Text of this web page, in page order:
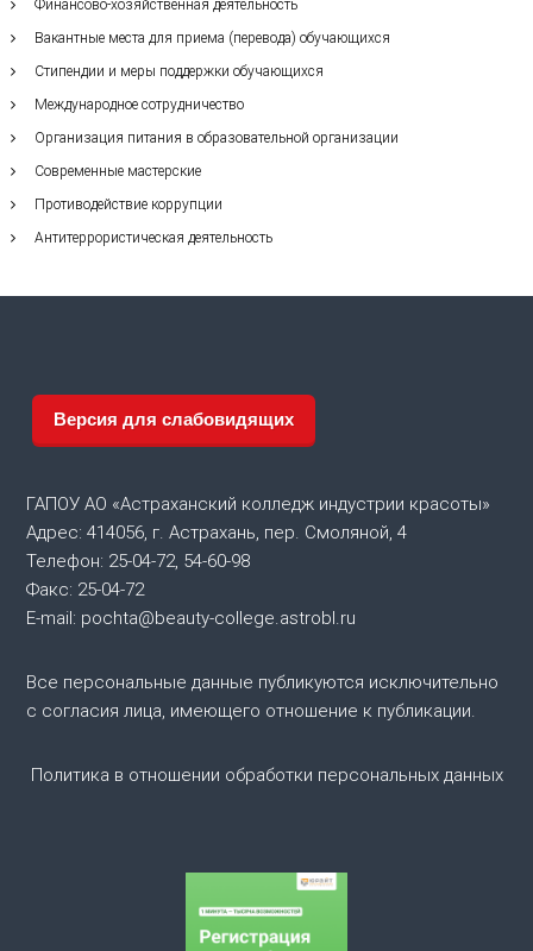
Финансово-хозяйственная деятельность
Вакантные места для приема (перевода) обучающихся
Стипендии и меры поддержки обучающихся
Международное сотрудничество
Организация питания в образовательной организации
Современные мастерские
Противодействие коррупции
Антитеррористическая деятельность
Версия для слабовидящих
ГАПОУ АО «Астраханский колледж индустрии красоты»
Адрес: 414056, г. Астрахань, пер. Смоляной, 4
Телефон: 25-04-72, 54-60-98
Факс: 25-04-72
E-mail: pochta@beauty-college.astrobl.ru
Все персональные данные публикуются исключительно
с согласия лица, имеющего отношение к публикации.
Политика в отношении обработки персональных данных